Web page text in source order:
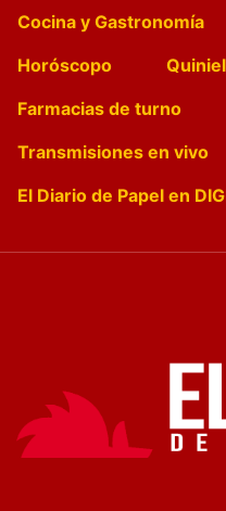
Cocina y Gastronomía
Horóscopo
Farmacias de turno
Transmisiones en vivo
El Diario de Papel en